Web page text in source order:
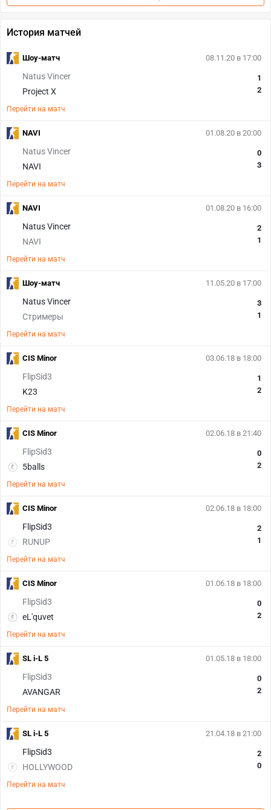
История матчей
08.11.20 в 17:00
Natus Vincer
Project X
1
2
Перейти на матч
Шоу-матч
01.08.20 в 20:00
Natus Vincer
NAVI
0
3
Перейти на матч
NAVI
01.08.20 в 16:00
Natus Vincer
NAVI
2
1
Перейти на матч
NAVI
11.05.20 в 17:00
Natus Vincer
Стримеры
3
1
Перейти на матч
Шоу-матч
03.06.18 в 18:00
FlipSid3
K23
1
2
Перейти на матч
CIS Minor
02.06.18 в 21:40
FlipSid3
5balls
0
2
Перейти на матч
CIS Minor
02.06.18 в 18:00
FlipSid3
RUNUP
2
1
Перейти на матч
CIS Minor
01.06.18 в 18:00
FlipSid3
eL'quvet
0
2
Перейти на матч
CIS Minor
01.05.18 в 18:00
FlipSid3
AVANGAR
0
2
Перейти на матч
SL i-L 5
21.04.18 в 21:00
FlipSid3
HOLLYWOOD
2
0
Перейти на матч
SL i-L 5